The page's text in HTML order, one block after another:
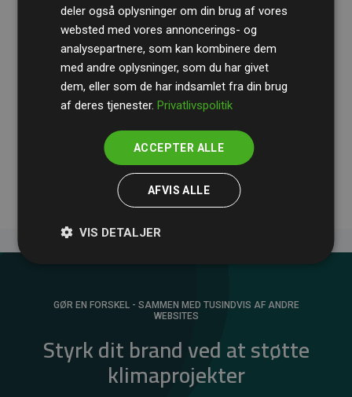
RevisionshusetBDOgennemgår løbende vores
beregninger og metode for at sikre gennemsigtighed
og pålidelighed.
Deres revision dokumenterer, at vores investeringer i
medlemmernes websites estimerede CO₂-
GØR EN FORSKEL - SAMMEN MED TUSINDVIS AF ANDRE
WEBSITES
Styrk dit brand ved at støtte
klimaprojekter
deler også oplysninger om din brug af vores
websted med vores annoncerings- og
analysepartnere, som kan kombinere dem
med andre oplysninger, som du har givet
dem, eller som de har indsamlet fra din brug
af deres tjenester.Privatlivspolitik
ACCEPTER ALLE
AFVIS ALLE
VIS DETALJER